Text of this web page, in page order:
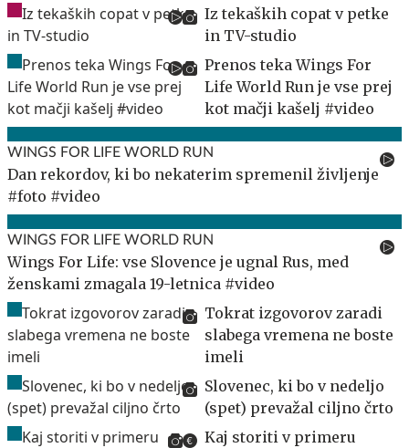
Iz tekaških copat v petke
in TV-studio
Prenos teka Wings For
Life World Run je vse prej
kot mačji kašelj #video
WINGS FOR LIFE WORLD RUN
Dan rekordov, ki bo nekaterim spremenil življenje
#foto #video
WINGS FOR LIFE WORLD RUN
Wings For Life: vse Slovence je ugnal Rus, med
ženskami zmagala 19-letnica #video
Tokrat izgovorov zaradi
slabega vremena ne boste
imeli
Slovenec, ki bo v nedeljo
(spet) prevažal ciljno črto
Kaj storiti v primeru